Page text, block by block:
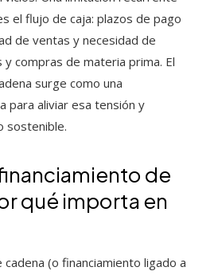
el flujo de caja: plazos de pago
de ventas y necesidad de
y compras de materia prima. El
surge como una
para aliviar esa tensión y
sostenible.
de
qué importa en
cadena (o financiamiento ligado a